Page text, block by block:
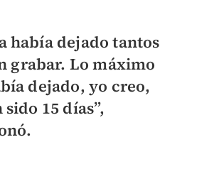
había dejado tantos
grabar. Lo máximo
dejado, yo creo,
15 días”,